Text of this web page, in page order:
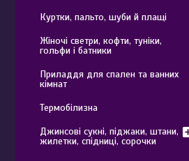
Куртки, пальто, шуби й плащі
Жіночі светри, кофти, туніки,
гольфи і батники
Приладдя для спален та ванних
кімнат
Термобілизна
Джинсові сукні, піджаки, штани,
жилетки, спідниці, сорочки